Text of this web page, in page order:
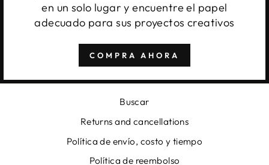
en un solo lugar y encuentre el papel
adecuado para sus proyectos creativos
COMPRA AHORA
Buscar
Returns and cancellations
Política de envío, costo y tiempo
Política de reembolso